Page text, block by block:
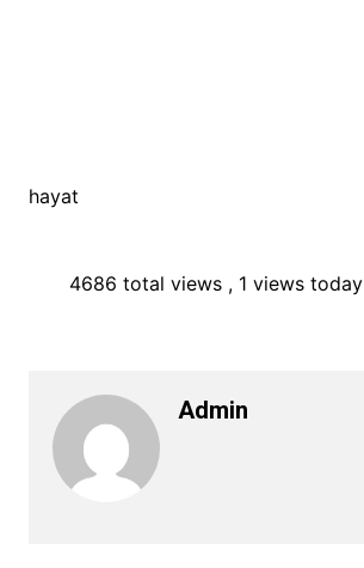
hayat
4686 total views , 1 views today
Admin